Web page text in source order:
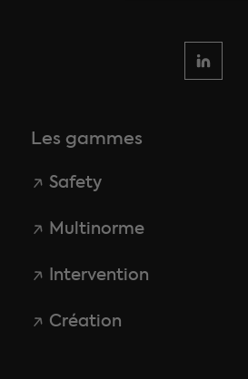
Les gammes
Safety
Multinorme
Intervention
Création